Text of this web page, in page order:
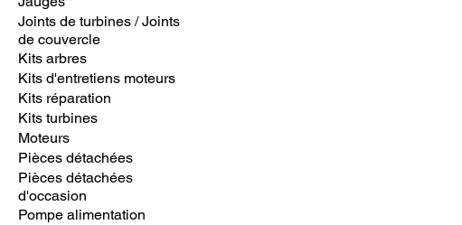
Joints de turbines / Joints
de couvercle
Kits arbres
Kits d'entretiens moteurs
Kits réparation
Kits turbines
Moteurs
Pièces détachées
Pièces détachées
d'occasion
Pompe alimentation